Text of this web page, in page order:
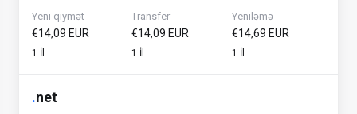
Yeni qiymət
€14,09 EUR
1 İl
Transfer
€14,09 EUR
1 İl
Yeniləmə
€14,69 EUR
1 İl
.net